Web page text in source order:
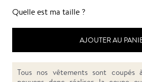
Quelle est ma taille ?
AJOUTER AU
Tous nos vêtements sont coupés